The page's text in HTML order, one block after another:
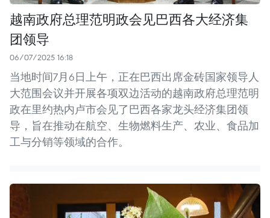
越南政府总理范明政会见巴西各大经济集
团领导
06/07/2025 16:18
当地时间7月6日上午，正在巴西出席金砖国家领导人
大范围会议并开展各项双边活动的越南政府总理范明
政在里约热内卢市会见了巴西各家龙头经济集团领
导，旨在推动在航空、生物燃料生产、农业、食品加
工与分销等领域的合作。